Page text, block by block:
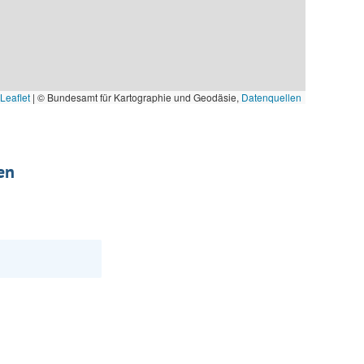
| © Bundesamt für Kartographie und Geodäsie, Datenquellen